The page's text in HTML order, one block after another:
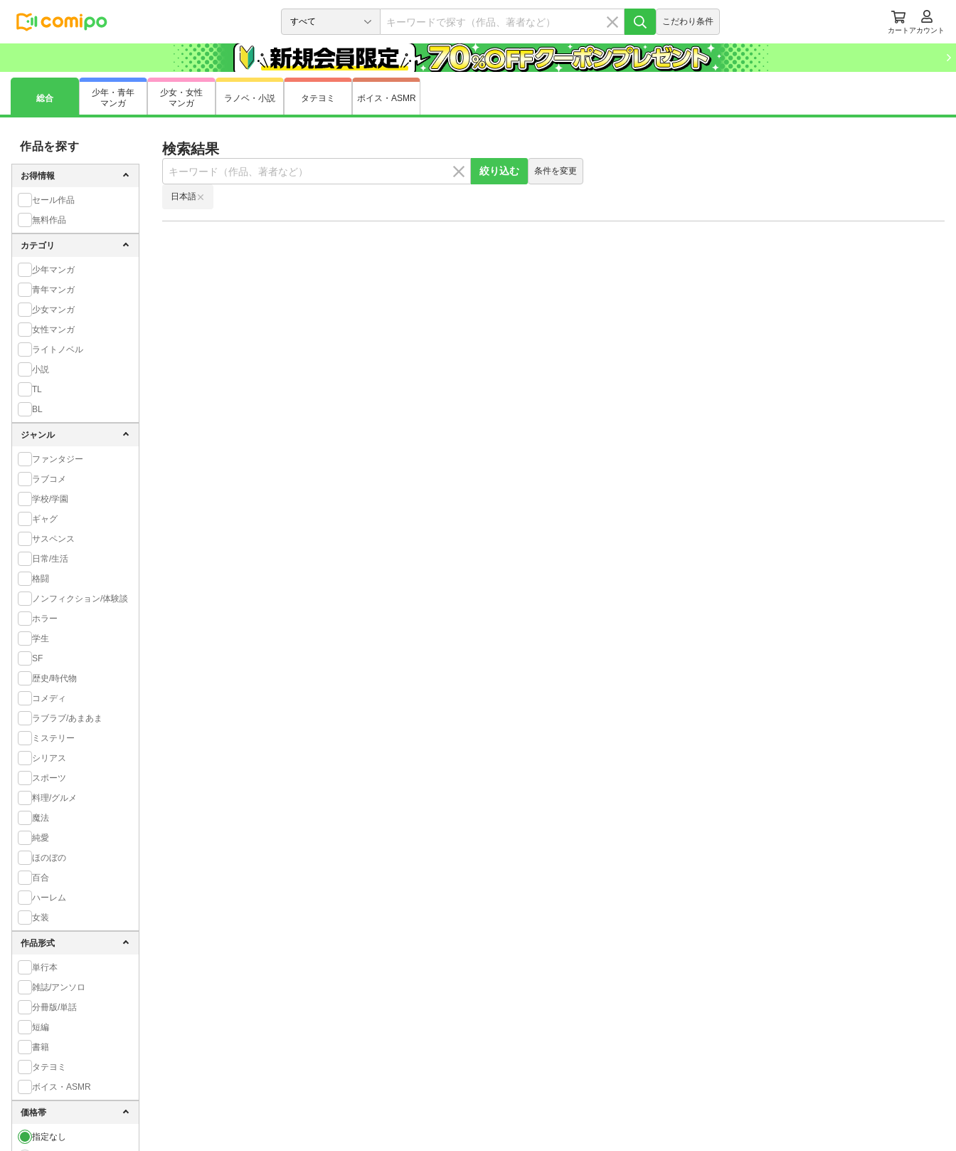
こだわり条件
カート アカウント
総合
少年・青年
マンガ
少女・女性
マンガ
ラノベ・小説 タテヨミ ボイス・ASMR
作品を探す
お得情報
セール作品
無料作品
カテゴリ
少年マンガ
青年マンガ
少女マンガ
女性マンガ
ライトノベル
小説
TL
BL
ジャンル
ファンタジー
ラブコメ
学校/学園
ギャグ
サスペンス
日常/生活
格闘
ノンフィクション/体験談
ホラー
学生
SF
歴史/時代物
コメディ
ラブラブ/あまあま
ミステリー
シリアス
スポーツ
料理/グルメ
魔法
純愛
ほのぼの
百合
ハーレム
女装
作品形式
単行本
雑誌/アンソロ
分冊版/単話
短編
書籍
タテヨミ
ボイス・ASMR
価格帯
指定なし
検索結果
絞り込む 条件を変更
日本語